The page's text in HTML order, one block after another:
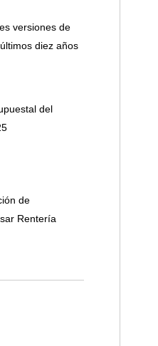
versiones de
diez años
del
de
Rentería